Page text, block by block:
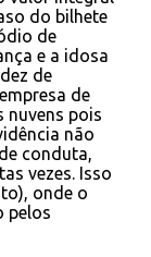
do bilhete
de
e a idosa
de
de
nuvens pois
não
conduta,
vezes. Isso
onde o
pelos